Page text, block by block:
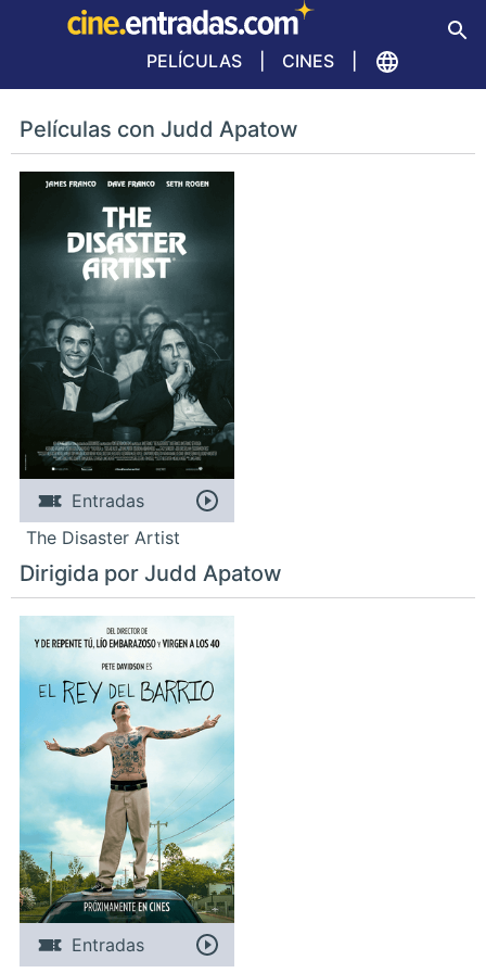
PELÍCULAS CINES
Películas con Judd Apatow
Entradas
The Disaster Artist
Dirigida por Judd Apatow
Entradas